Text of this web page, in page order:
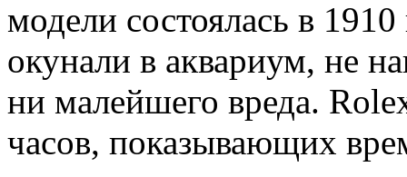
модели состоялась в
окунали в аквариум, не
ни малейшего вреда.
часов, показывающих